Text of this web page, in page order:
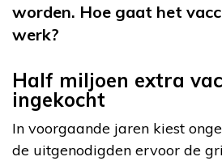
worden. Hoe gaat het
werk?
Half miljoen extra
ingekocht
In voorgaande jaren kiest
de uitgenodigden ervoor de